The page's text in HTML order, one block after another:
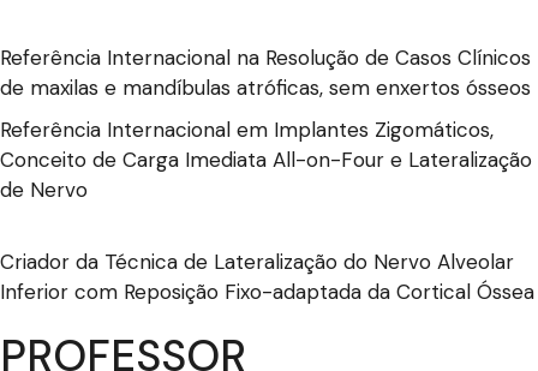
Referência Internacional na Resolução de Casos Clínicos
de maxilas e mandíbulas atróficas, sem enxertos ósseos
Referência Internacional em Implantes Zigomáticos,
Conceito de Carga Imediata All-on-Four e Lateralização
de Nervo
Criador da Técnica de Lateralização do Nervo Alveolar
Inferior com Reposição Fixo-adaptada da Cortical Óssea
PROFESSOR